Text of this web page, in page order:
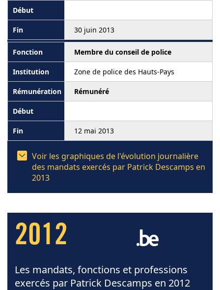
30 juin 2013
Membre du conseil de police
Zone de police des Hauts-Pays
Rémunéré
12 mai 2013
Voir les graphiques de l'évolution journalière
des mandats exercés par Patrick Descamps en
2013
2012
Les mandats, fonctions et professions
exercés par Patrick Descamps en 2012